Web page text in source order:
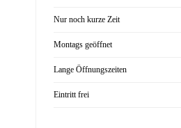
Nur noch kurze Zeit
Montags geöffnet
Lange Öffnungszeiten
Eintritt frei